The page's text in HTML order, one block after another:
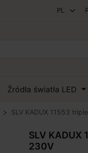
Źródła światła LED
SLV KADUX 11553
SLV KADUX
230V